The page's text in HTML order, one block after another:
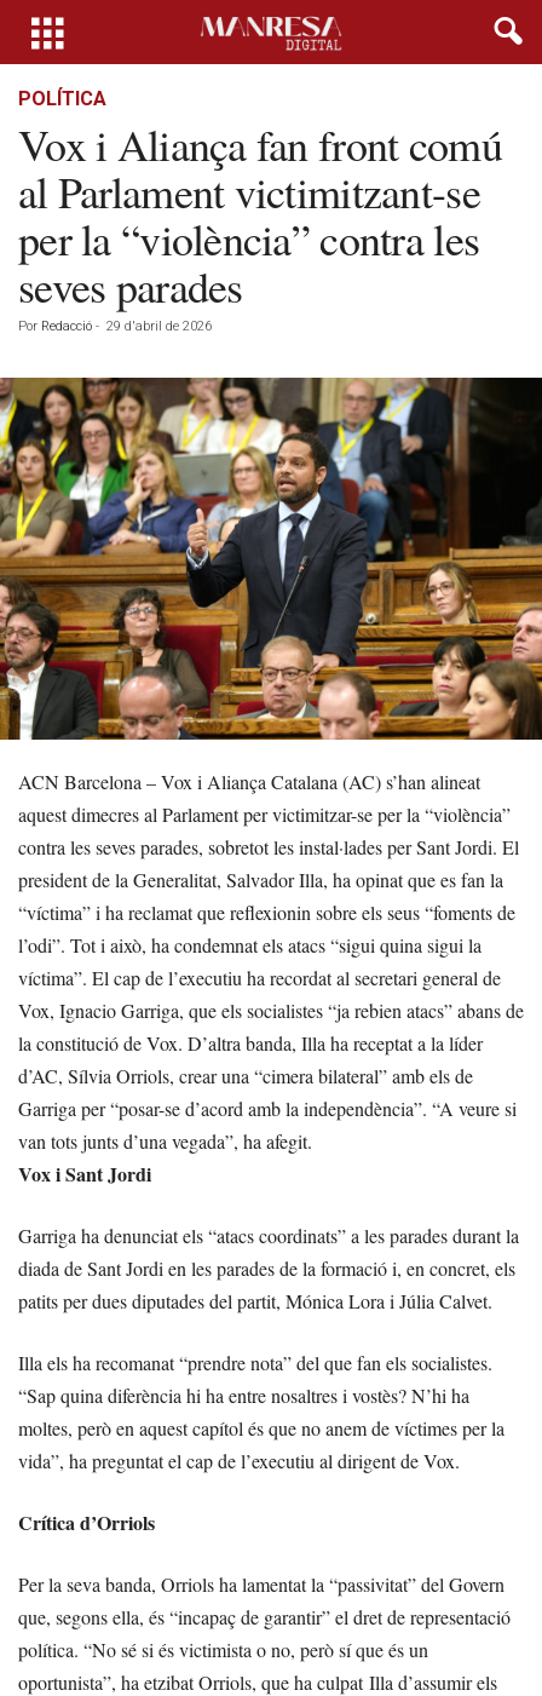
POLÍTICA
Vox i Aliança fan front comú
al Parlament victimitzant-se
per la “violència” contra les
seves parades
Por Redacció - 29 d'abril de 2026
ACN Barcelona – Vox i Aliança Catalana (AC) s’han alineat
aquest dimecres al Parlament per victimitzar-se per la “violència”
contra les seves parades, sobretot les instal·lades per Sant Jordi. El
president de la Generalitat, Salvador Illa, ha opinat que es fan la
“víctima” i ha reclamat que reflexionin sobre els seus “foments de
l’odi”. Tot i això, ha condemnat els atacs “sigui quina sigui la
víctima”. El cap de l’executiu ha recordat al secretari general de
Vox, Ignacio Garriga, que els socialistes “ja rebien atacs” abans de
la constitució de Vox. D’altra banda, Illa ha receptat a la líder
d’AC, Sílvia Orriols, crear una “cimera bilateral” amb els de
Garriga per “posar-se d’acord amb la independència”. “A veure si
van tots junts d’una vegada”, ha afegit.
Vox i Sant Jordi
Garriga ha denunciat els “atacs coordinats” a les parades durant la
diada de Sant Jordi en les parades de la formació i, en concret, els
patits per dues diputades del partit, Mónica Lora i Júlia Calvet.
Illa els ha recomanat “prendre nota” del que fan els socialistes.
“Sap quina diferència hi ha entre nosaltres i vostès? N’hi ha
moltes, però en aquest capítol és que no anem de víctimes per la
vida”, ha preguntat el cap de l’executiu al dirigent de Vox.
Crítica d’Orriols
Per la seva banda, Orriols ha lamentat la “passivitat” del Govern
que, segons ella, és “incapaç de garantir” el dret de representació
política. “No sé si és victimista o no, però sí que és un
oportunista”, ha etzibat Orriols, que ha culpat Illa d’assumir els